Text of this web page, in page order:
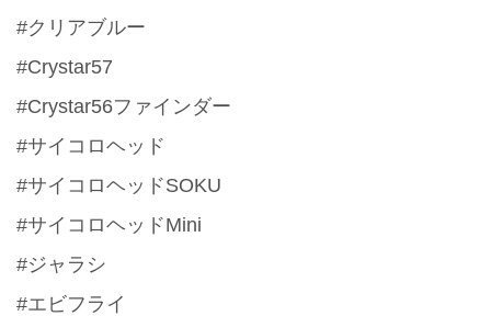
#クリアブルー
#Crystar57
#Crystar56ファインダー
#サイコロヘッド
#サイコロヘッドSOKU
#サイコロヘッドMini
#ジャラシ
#エビフライ